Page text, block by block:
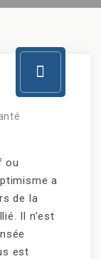
ou
a
de la
Il n’est
est